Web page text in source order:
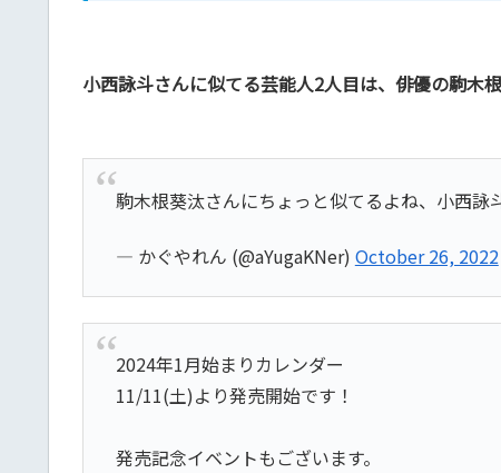
小西詠斗さんに似てる芸能人2人目は、俳優の駒木根
駒木根葵汰さんにちょっと似てるよね、小西詠
— かぐやれん (@aYugaKNer) October 26, 2022
2024年1月始まりカレンダー
11/11(土)より発売開始です！
発売記念イベントもございます。